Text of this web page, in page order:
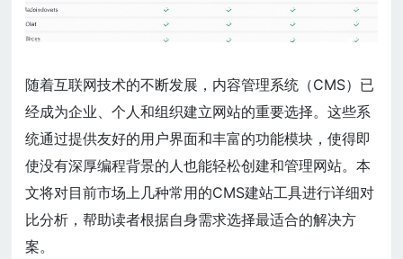
随着互联网技术的不断发展，内容管理系统（CMS）已
经成为企业、个人和组织建立网站的重要选择。这些系
统通过提供友好的用户界面和丰富的功能模块，使得即
使没有深厚编程背景的人也能轻松创建和管理网站。本
文将对目前市场上几种常用的CMS建站工具进行详细对
比分析，帮助读者根据自身需求选择最适合的解决方
案。